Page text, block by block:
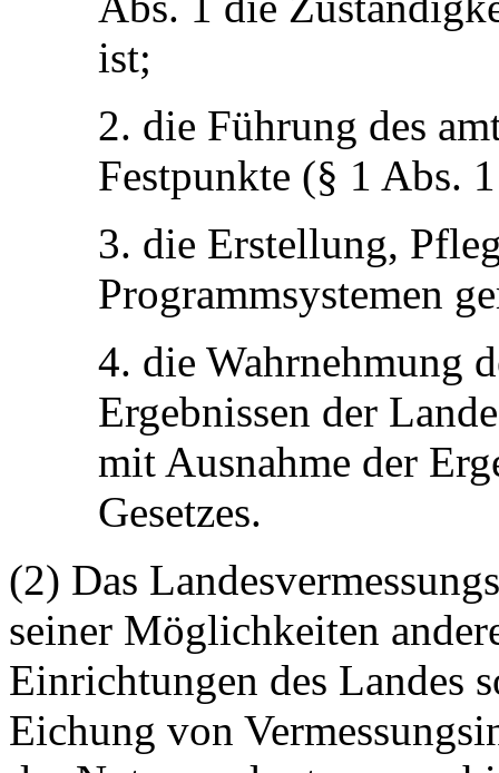
ist;
2. die Führung des
Festpunkte (§ 1 Abs.
3. die Erstellung,
Programmsystemen
4. die Wahrnehmung
Ergebnissen der
mit Ausnahme der
Gesetzes.
(2) Das
seiner Möglichkeiten
Einrichtungen des Landes
Eichung von